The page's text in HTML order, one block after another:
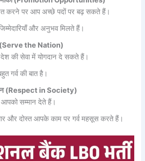
करने पर आप अच्छे पदों पर बढ़ सकते हैं।
और अनुभव मिलते हैं।
the Nation)
की सेवा में योगदान दे सकते हैं।
गर्व की बात है।
(Respect in Society)
आपको सम्मान देते हैं।
और दोस्त आपके काम पर गर्व महसूस करते हैं।